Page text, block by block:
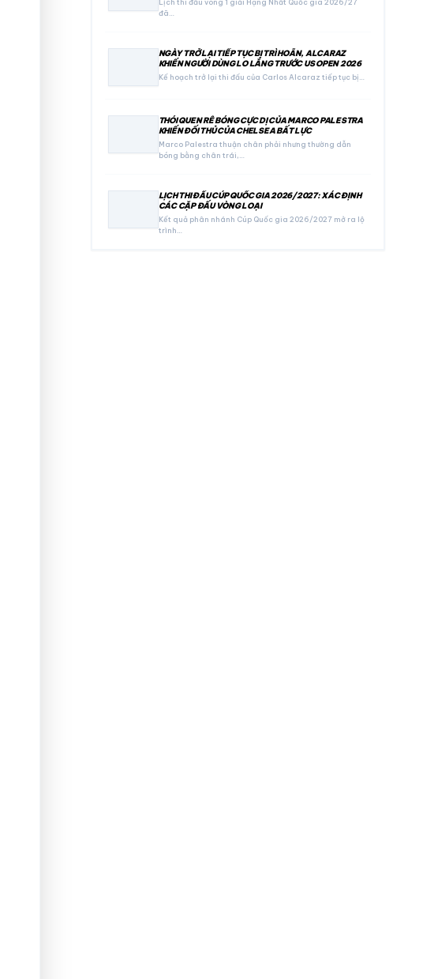
Lịch thi đấu vòng 1 giải Hạng Nhất Quốc gia 2026/27
đã…
NGÀY TRỞ LẠI TIẾP TỤC BỊ TRÌ HOÃN, ALCARAZ
KHIẾN NGƯỜI DÙNG LO LẮNG TRƯỚC US OPEN 2026
Kế hoạch trở lại thi đấu của Carlos Alcaraz tiếp tục bị…
THÓI QUEN RÊ BÓNG CỰC DỊ CỦA MARCO PALESTRA
KHIẾN ĐỐI THỦ CỦA CHELSEA BẤT LỰC
Marco Palestra thuận chân phải nhưng thường dẫn
bóng bằng chân trái,…
LỊCH THI ĐẤU CÚP QUỐC GIA 2026/2027: XÁC ĐỊNH
CÁC CẶP ĐẤU VÒNG LOẠI
Kết quả phân nhánh Cúp Quốc gia 2026/2027 mở ra lộ
trình…